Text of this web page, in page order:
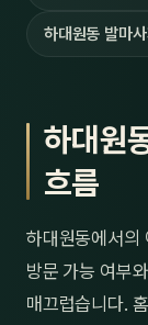
하대원동 발마사
하대원
흐름
하대원동에서
방문 가능 여부
매끄럽습니다.